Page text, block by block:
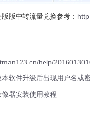
版中转流量兑换参考：
help/
本软件升级后出现用户名或
像器安装使用教程